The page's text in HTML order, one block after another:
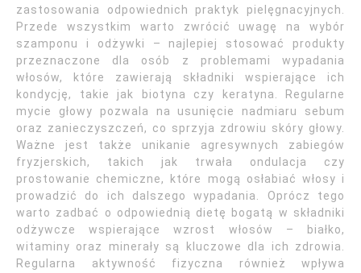
zastosowania odpowiednich praktyk pielęgnacyjnych.
Przede wszystkim warto zwrócić uwagę na wybór
szamponu i odżywki – najlepiej stosować produkty
przeznaczone dla osób z problemami wypadania
włosów, które zawierają składniki wspierające ich
kondycję, takie jak biotyna czy keratyna. Regularne
mycie głowy pozwala na usunięcie nadmiaru sebum
oraz zanieczyszczeń, co sprzyja zdrowiu skóry głowy.
Ważne jest także unikanie agresywnych zabiegów
fryzjerskich, takich jak trwała ondulacja czy
prostowanie chemiczne, które mogą osłabiać włosy i
prowadzić do ich dalszego wypadania. Oprócz tego
warto zadbać o odpowiednią dietę bogatą w składniki
odżywcze wspierające wzrost włosów – białko,
witaminy oraz minerały są kluczowe dla ich zdrowia.
Regularna aktywność fizyczna również wpływa